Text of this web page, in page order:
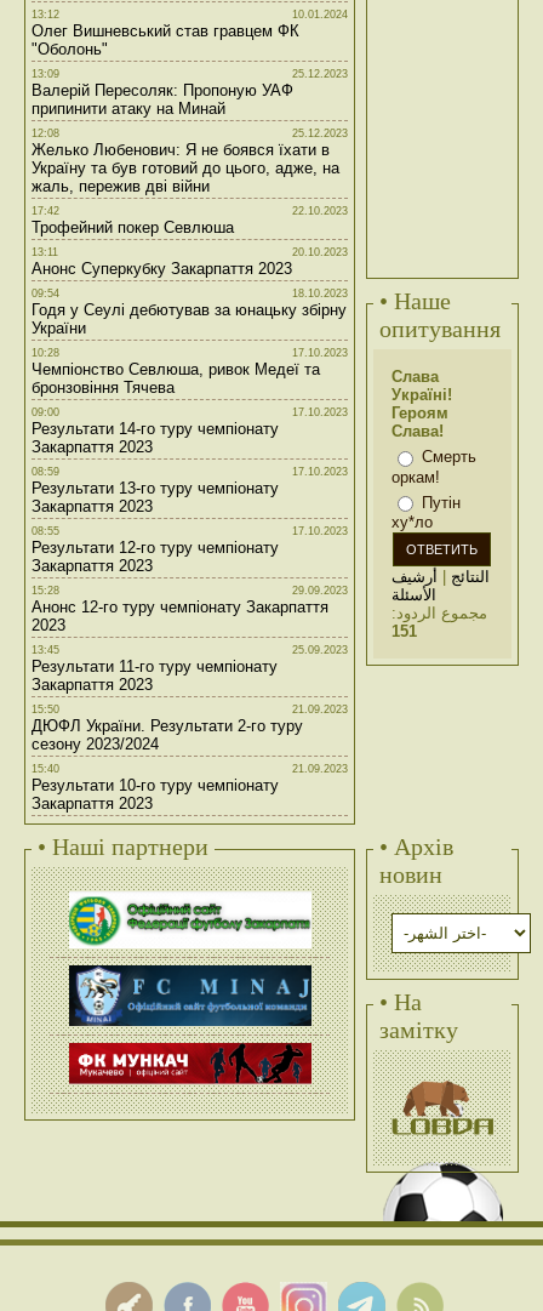
13:12 10.01.2024
Олег Вишневський став гравцем ФК
"Оболонь"
13:09 25.12.2023
Валерій Пересоляк: Пропоную УАФ
припинити атаку на Минай
12:08 25.12.2023
Желько Любенович: Я не боявся їхати в
Україну та був готовий до цього, адже, на
жаль, пережив дві війни
17:42 22.10.2023
Трофейний покер Севлюша
13:11 20.10.2023
Анонс Суперкубку Закарпаття 2023
09:54 18.10.2023
Годя у Сеулі дебютував за юнацьку збірну
України
10:28 17.10.2023
Чемпіонство Севлюша, ривок Медеї та
бронзовіння Тячева
09:00 17.10.2023
Результати 14-го туру чемпіонату
Закарпаття 2023
08:59 17.10.2023
Результати 13-го туру чемпіонату
Закарпаття 2023
08:55 17.10.2023
Результати 12-го туру чемпіонату
Закарпаття 2023
15:28 29.09.2023
Анонс 12-го туру чемпіонату Закарпаття
2023
13:45 25.09.2023
Результати 11-го туру чемпіонату
Закарпаття 2023
15:50 21.09.2023
ДЮФЛ України. Результати 2-го туру
сезону 2023/2024
15:40 21.09.2023
Результати 10-го туру чемпіонату
Закарпаття 2023
• Наше
опитування
Слава
Україні!
Героям
Слава!
Смерть
оркам!
Путін
ху*ло
النتائج | أرشيف
الأسئلة
مجموع الردود:
151
• Наші партнери
• Архів
новин
• На
замітку